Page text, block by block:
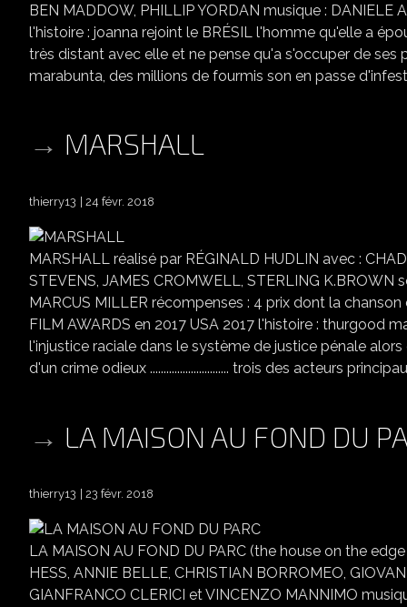
BEN MADDOW, PHILLIP YORDAN musique : DANIELE
l'histoire : joanna rejoint le BRÉSIL l'homme qu'elle a
très distant avec elle et ne pense qu'a s'occuper de
marabunta, des millions de fourmis son en passe
MARSHALL
thierry13 24 févr. 2018
MARSHALL réalisé par RÉGINALD HUDLIN avec :
STEVENS, JAMES CROMWELL, STERLING K.BROWN
MARCUS MILLER récompenses : 4 prix dont la
FILM AWARDS en 2017 USA 2017 l'histoire : thurgood
l'injustice raciale dans le système de justice pénale
d'un crime odieux ............................. trois des acteurs
LA MAISON AU FOND DU
thierry13 23 févr. 2018
LA MAISON AU FOND DU PARC (the house on the
HESS, ANNIE BELLE, CHRISTIAN BORROMEO,
GIANFRANCO CLERICI et VINCENZO MANNIMO